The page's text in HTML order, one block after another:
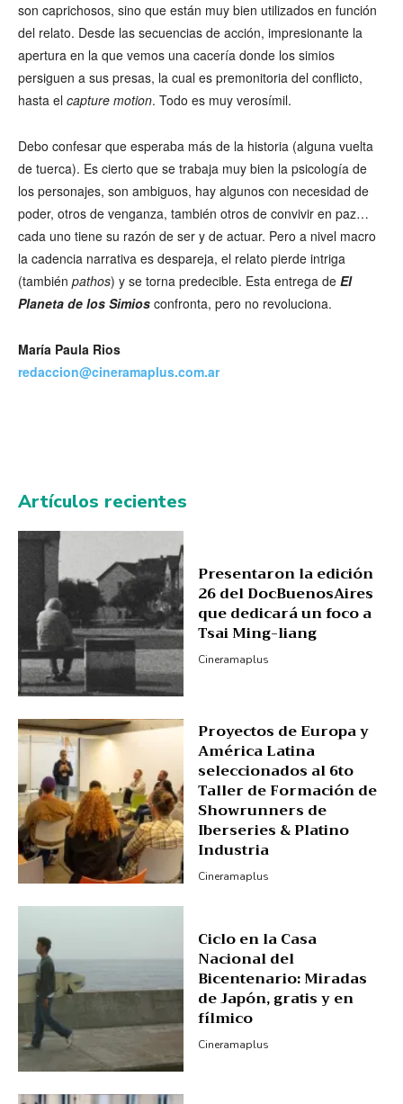
son caprichosos, sino que están muy bien utilizados en función
del relato. Desde las secuencias de acción, impresionante la
apertura en la que vemos una cacería donde los simios
persiguen a sus presas, la cual es premonitoria del conflicto,
hasta el capture motion. Todo es muy verosímil.
Debo confesar que esperaba más de la historia (alguna vuelta
de tuerca). Es cierto que se trabaja muy bien la psicología de
los personajes, son ambiguos, hay algunos con necesidad de
poder, otros de venganza, también otros de convivir en paz…
cada uno tiene su razón de ser y de actuar. Pero a nivel macro
la cadencia narrativa es despareja, el relato pierde intriga
(también pathos) y se torna predecible. Esta entrega de El
Planeta de los Simios confronta, pero no revoluciona.
María Paula Rios
redaccion@cineramaplus.com.ar
Artículos recientes
Presentaron la edición
26 del DocBuenosAires
que dedicará un foco a
Tsai Ming-liang
Cineramaplus
Proyectos de Europa y
América Latina
seleccionados al 6to
Taller de Formación de
Showrunners de
Iberseries & Platino
Industria
Cineramaplus
Ciclo en la Casa
Nacional del
Bicentenario: Miradas
de Japón, gratis y en
fílmico
Cineramaplus